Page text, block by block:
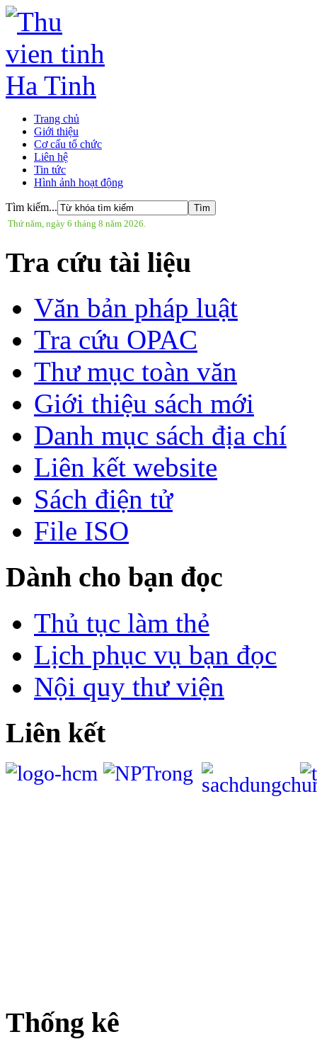
Trang chủ
Giới thiệu
Cơ cấu tổ chức
Liên hệ
Tin tức
Hình ảnh hoạt động
Tìm kiếm...
Thứ năm, ngày 6 tháng 8 năm 2026.
Tra cứu tài liệu
Văn bản pháp luật
Tra cứu OPAC
Thư mục toàn văn
Giới thiệu sách mới
Danh mục sách địa chí
Liên kết website
Sách điện tử
File ISO
Dành cho bạn đọc
Thủ tục làm thẻ
Lịch phục vụ bạn đọc
Nội quy thư viện
Liên kết
Thống kê